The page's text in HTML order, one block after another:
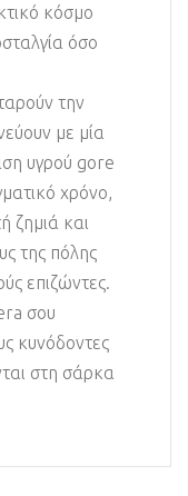
κόσμο
όσο
την
με μία
υγρού gore
χρόνο,
ζημιά και
της πόλης
επιζώντες.
σου
κυνόδοντες
στη σάρκα